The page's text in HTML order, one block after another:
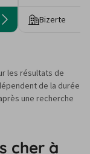
Bizerte
les résultats de
de la durée
une recherche
cher à